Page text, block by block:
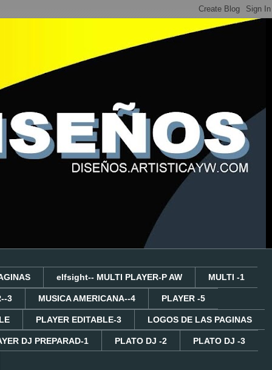
elfsight-- MULTI PLAYER-P AW MULTI -1
3 MUSICA AMERICANA--4 PLAYER -5
PLAYER EDITABLE-3 LOGOS DE LAS PAGINAS
DJ PREPARAD-1 PLATO DJ -2 PLATO DJ -3